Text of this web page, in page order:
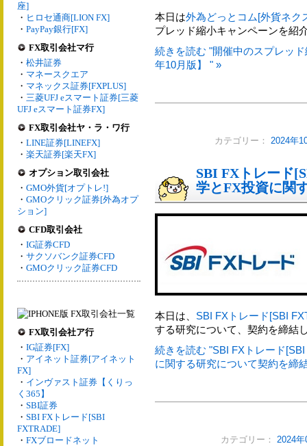
座]
・ ヒロセ通商[LION FX]
・ PayPay銀行[FX]
FX取引会社マ行
・ 松井証券
・ マネースクエア
・ マネックス証券[FXPLUS]
・ 三菱UFJ eスマート証券[三菱
UFJ eスマート証券FX]
FX取引会社ヤ・ラ・ワ行
・ LINE証券[LINEFX]
・ 楽天証券[楽天FX]
オプション取引会社
・ GMO外貨[オプトレ!]
・ GMOクリック証券[外為オプ
ション]
CFD取引会社
・ IG証券CFD
・ サクソバンク証券CFD
・ GMOクリック証券CFD
FX取引会社ア行
・ IG証券[FX]
・ アイネット証券[アイネット
FX]
・ インヴァスト証券【くりっ
く365】
・ SBI証券
・ SBI FXトレード[SBI
FXTRADE]
・ FXブロードネット
本日は外為どっとコム[外貨ネク
プレッド縮小キャンペーンを紹
続きを読む "開催中のスプレッ
年10月版】 " »
カテゴリー： 2024年
SBI FXトレード
学とFX投資に関
本日は、 SBI FXトレード[SBI
する研究について、契約を締結
続きを読む "SBI FXトレード
に関する研究について契約を締
カテゴリー： 2024